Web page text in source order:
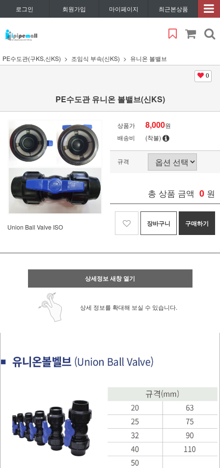
로그인 회원가입 마이페이지 최근본상품
PE수도관(구KS,신KS) 조임식 부속(신KS) 유니온 볼밸브
0
PE수도관 유니온 볼밸브(신KS)
Union Ball Valve ISO
상품가 8,000원
배송비
(착불)
규격
총 상품 금액 0 원
장바구니 구매하기
상세정보 새창 열기
상세 정보를 확대해 보실 수 있습니다.